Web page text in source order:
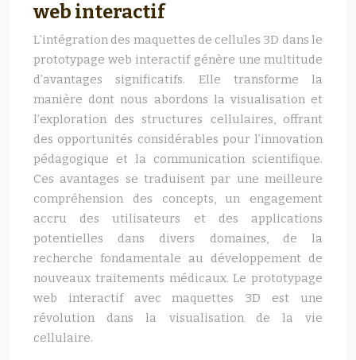
web interactif
L’intégration des maquettes de cellules 3D dans le
prototypage web interactif génère une multitude
d’avantages significatifs. Elle transforme la
manière dont nous abordons la visualisation et
l’exploration des structures cellulaires, offrant
des opportunités considérables pour l’innovation
pédagogique et la communication scientifique.
Ces avantages se traduisent par une meilleure
compréhension des concepts, un engagement
accru des utilisateurs et des applications
potentielles dans divers domaines, de la
recherche fondamentale au développement de
nouveaux traitements médicaux. Le prototypage
web interactif avec maquettes 3D est une
révolution dans la visualisation de la vie
cellulaire.